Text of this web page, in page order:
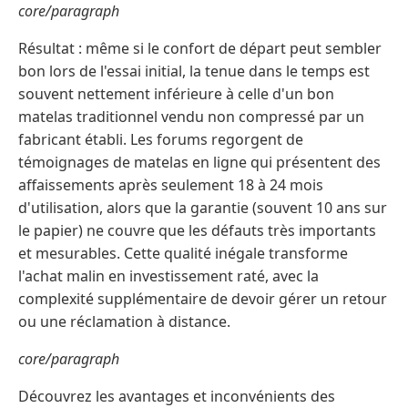
core/paragraph
Résultat : même si le confort de départ peut sembler
bon lors de l'essai initial, la tenue dans le temps est
souvent nettement inférieure à celle d'un bon
matelas traditionnel vendu non compressé par un
fabricant établi. Les forums regorgent de
témoignages de matelas en ligne qui présentent des
affaissements après seulement 18 à 24 mois
d'utilisation, alors que la garantie (souvent 10 ans sur
le papier) ne couvre que les défauts très importants
et mesurables. Cette qualité inégale transforme
l'achat malin en investissement raté, avec la
complexité supplémentaire de devoir gérer un retour
ou une réclamation à distance.
core/paragraph
Découvrez les avantages et inconvénients des